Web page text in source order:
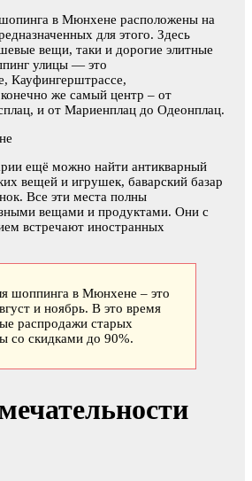
в Мюнхене расположены на
для этого. Здесь
вещи, таки и дорогие элитные
улицы — это
Кауфингерштрассе,
же самый центр – от
и от Мариенплац до Одеонплац.
ещё можно найти антикварный
вещей и игрушек, баварский базар
Все эти места полны
вещами и продуктами. Они с
встречают иностранных
шоппинга в Мюнхене – это
и ноябрь. В это время
распродажи старых
со скидками до 90%.